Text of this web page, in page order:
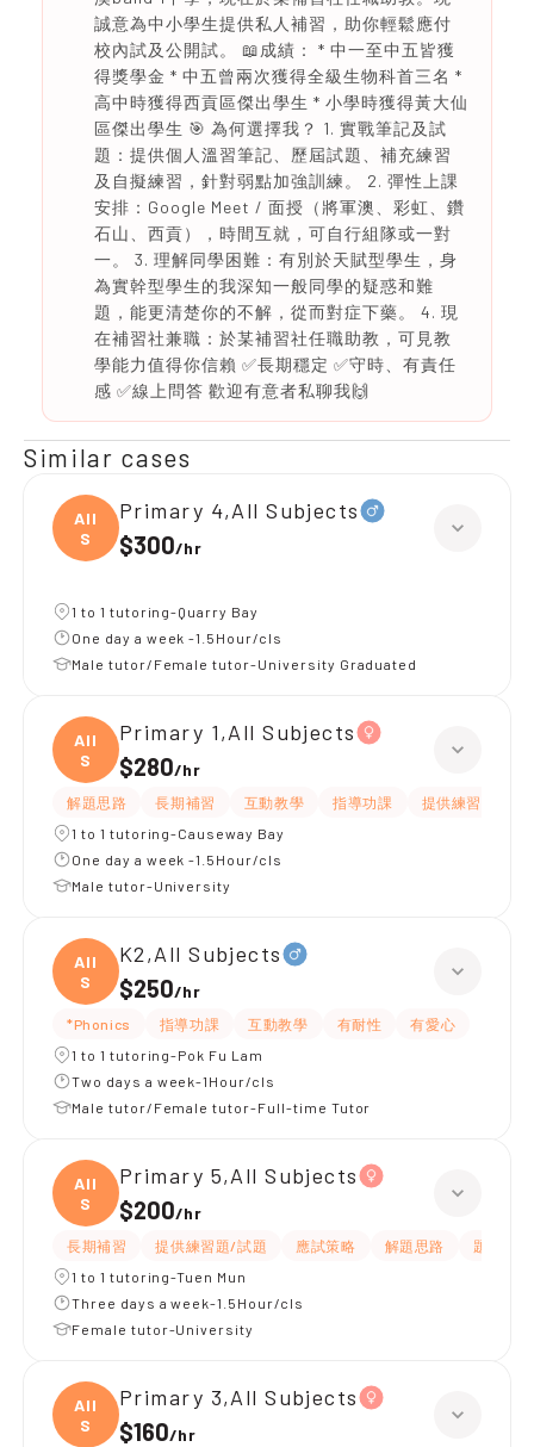
誠意為中小學生提供私人補習，助你輕鬆應付
校內試及公開試。 📖成績： * 中一至中五皆獲
得獎學金 * 中五曾兩次獲得全級生物科首三名 *
高中時獲得西貢區傑出學生 * 小學時獲得黃大仙
區傑出學生 🎯 為何選擇我？ 1. 實戰筆記及試
題：提供個人溫習筆記、歷屆試題、補充練習
及自擬練習，針對弱點加強訓練。 2. 彈性上課
安排：Google Meet / 面授（將軍澳、彩虹、鑽
石山、西貢），時間互就，可自行組隊或一對
一。 3. 理解同學困難：有別於天賦型學生，身
為實幹型學生的我深知一般同學的疑惑和難
題，能更清楚你的不解，從而對症下藥。 4. 現
在補習社兼職：於某補習社任職助教，可見教
學能力值得你信賴 ✅長期穩定 ✅守時、有責任
感 ✅線上問答 歡迎有意者私聊我🙌
Similar cases
All
S
Primary 4,All Subjects
$300/hr
1 to 1 tutoring-Quarry Bay
One day a week -1.5Hour/cls
Male tutor/Female tutor-University Graduated
All
S
Primary 1,All Subjects
$280/hr
解題思路 長期補習 互動教學 指導功課
提供練習題/試題
1 to 1 tutoring-Causeway Bay
One day a week -1.5Hour/cls
Male tutor-University
All
S
K2,All Subjects
$250/hr
*Phonics 指導功課 互動教學 有耐性
有愛心
1 to 1 tutoring-Pok Fu Lam
Two days a week-1Hour/cls
Male tutor/Female tutor-Full-time Tutor
All
S
Primary 5,All Subjects
$200/hr
長期補習 提供練習題/試題 應試策略 解題思路
題目講解
1 to 1 tutoring-Tuen Mun
Three days a week-1.5Hour/cls
Female tutor-University
All
S
Primary 3,All Subjects
$160/hr